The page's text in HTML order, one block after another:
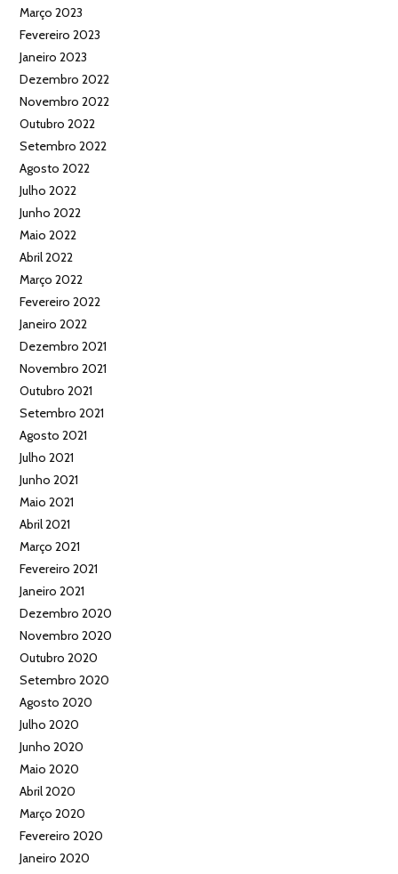
Março 2023
Fevereiro 2023
Janeiro 2023
Dezembro 2022
Novembro 2022
Outubro 2022
Setembro 2022
Agosto 2022
Julho 2022
Junho 2022
Maio 2022
Abril 2022
Março 2022
Fevereiro 2022
Janeiro 2022
Dezembro 2021
Novembro 2021
Outubro 2021
Setembro 2021
Agosto 2021
Julho 2021
Junho 2021
Maio 2021
Abril 2021
Março 2021
Fevereiro 2021
Janeiro 2021
Dezembro 2020
Novembro 2020
Outubro 2020
Setembro 2020
Agosto 2020
Julho 2020
Junho 2020
Maio 2020
Abril 2020
Março 2020
Fevereiro 2020
Janeiro 2020